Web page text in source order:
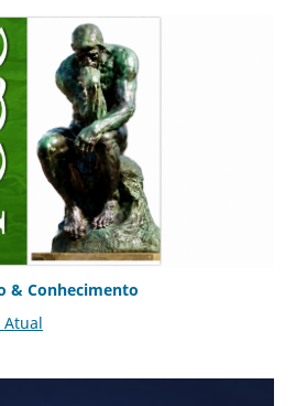
& Conhecimento
Atual